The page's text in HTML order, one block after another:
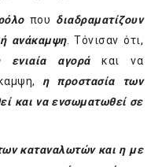
που διαδραματίζουν
ανάκαμψη. Τόνισαν ότι,
ενιαία αγοράκαι να
η προστασία των
και να ενσωματωθεί σε
καταναλωτών και η με